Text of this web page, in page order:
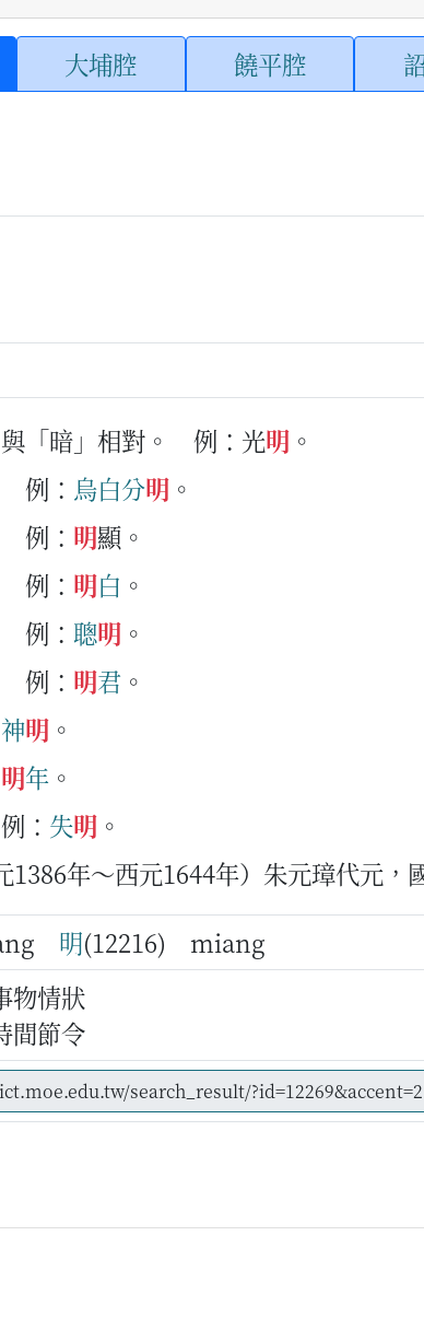
大埔腔 饒平腔
「暗」相對。 例：光明 。
例： 烏白分明 。
例： 明顯。
例： 明白 。
例： 聰明 。
例： 明君 。
神明 。
明年 。
例： 失明 。
1386年～西元1644年）朱元璋代元，
明(12216) miang
物情狀
間節令